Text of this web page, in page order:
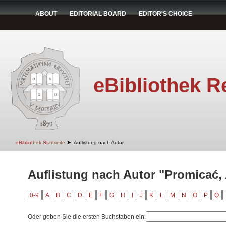
ABOUT EDITORIAL BOARD EDITOR'S CHOICE
eBibliothek
eBibliothek Startseite ➤ Auflistung nach Autor
Auflistung nach Autor "Promicać,
0-9 A B C D E F G H J K L M N O P Q
Oder geben Sie die ersten Buchstaben ein: